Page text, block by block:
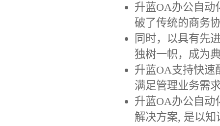
升蓝OA办公自动
破了传统的商务
同时，以具有先
独树一帜，成为
升蓝OA支持快速
满足管理业务需
升蓝OA办公自动
解决方案, 是以